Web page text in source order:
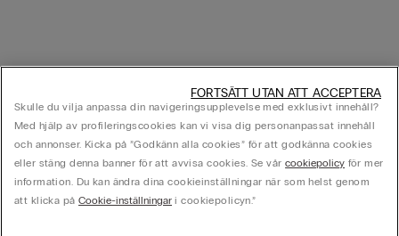
Skulle du vilja anpassa din navigeringsupplevelse med exklusivt innehåll?
Med hjälp av profileringscookies kan vi visa dig personanpassat innehåll
och annonser. Kicka på ”Godkänn alla cookies” för att godkänna cookies
eller stäng denna banner för att avvisa cookies. Se vårcookiepolicy för mer
information. Du kan ändra dina cookieinställningar när som helst genom
att klicka påCookie-inställningar i cookiepolicyn.”
FORTSÄTT UTAN ATT ACCEPTERA